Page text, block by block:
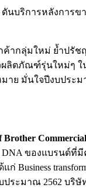
นบริการหลังการข
ากลุ่มใหม่ ย้ำปรัช
ผลิตภัณฑ์รุ่นใหม่ๆ
าย มั่นใจปีงบประ
DNA ของแบรนด์ที่
transform,
บประมาณ 2562 บ